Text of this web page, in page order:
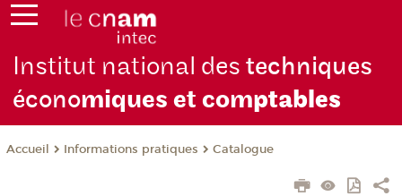
Institut national destechniques
économiques et comptables
Accueil Informations pratiques Catalogue